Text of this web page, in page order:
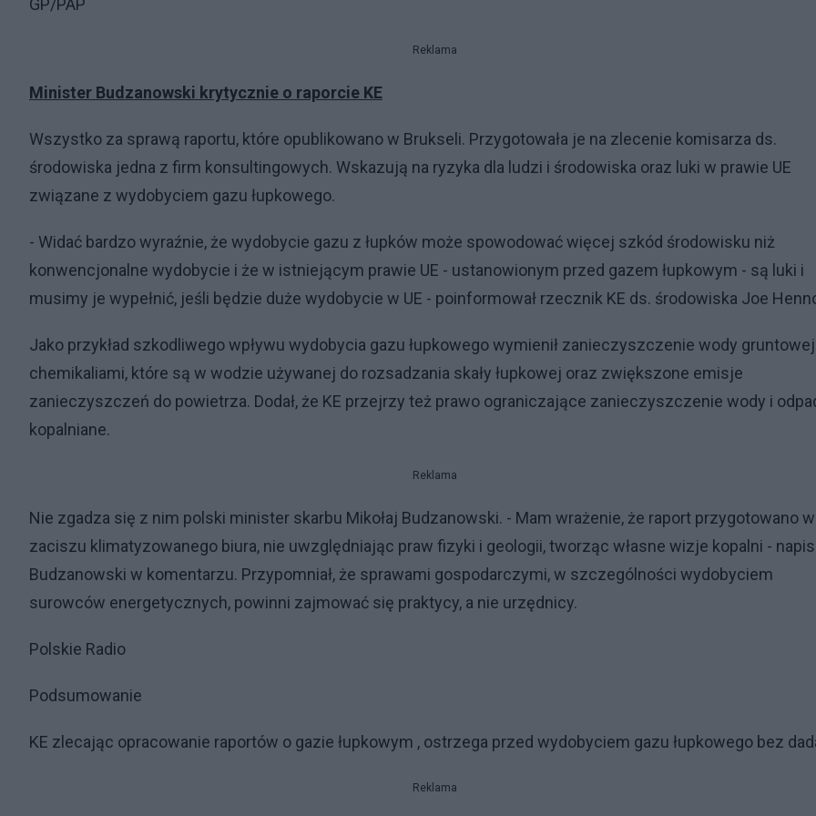
GP/PAP
Reklama
Minister Budzanowski krytycznie o raporcie KE
Wszystko za sprawą raportu, które opublikowano w Brukseli. Przygotowała je na zlecenie komisarza ds.
środowiska jedna z firm konsultingowych. Wskazują na ryzyka dla ludzi i środowiska oraz luki w prawie UE
związane z wydobyciem gazu łupkowego.
- Widać bardzo wyraźnie, że wydobycie gazu z łupków może spowodować więcej szkód środowisku niż
konwencjonalne wydobycie i że w istniejącym prawie UE - ustanowionym przed gazem łupkowym - są luki i
musimy je wypełnić, jeśli będzie duże wydobycie w UE - poinformował rzecznik KE ds. środowiska Joe
Jako przykład szkodliwego wpływu wydobycia gazu łupkowego wymienił zanieczyszczenie wody gruntowej
chemikaliami, które są w wodzie używanej do rozsadzania skały łupkowej oraz zwiększone emisje
zanieczyszczeń do powietrza. Dodał, że KE przejrzy też prawo ograniczające zanieczyszczenie wody i
kopalniane.
Reklama
Nie zgadza się z nim polski minister skarbu Mikołaj Budzanowski. - Mam wrażenie, że raport przygotowano w
zaciszu klimatyzowanego biura, nie uwzględniając praw fizyki i geologii, tworząc własne wizje kopalni -
Budzanowski w komentarzu. Przypomniał, że sprawami gospodarczymi, w szczególności wydobyciem
surowców energetycznych, powinni zajmować się praktycy, a nie urzędnicy.
Polskie Radio
Podsumowanie
KE zlecając opracowanie raportów o gazie łupkowym , ostrzega przed wydobyciem gazu łupkowego bez
Reklama